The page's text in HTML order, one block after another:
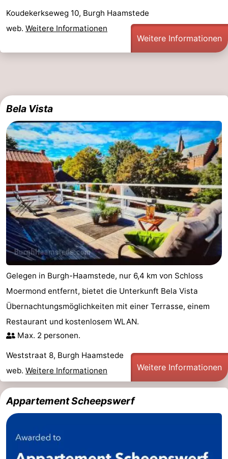
Zentren
Dörfer
-
Schwimmbader
-
Radfahren
-
Wandern
-
Reiten
-
Golfplatze
-
Surfen
-
Sportangeln
Seehunden
Essen
trinken
Praktisch
Forum
Route
-
Medizin
Koudekerkseweg 10, Burgh Haamstede
web. Weitere Informationen
Weitere Informationen
Bela Vista
Gelegen in Burgh-Haamstede, nur 6,4 km von Schloss
Moermond entfernt, bietet die Unterkunft Bela Vista
Übernachtungsmöglichkeiten mit einer Terrasse, einem
Restaurant und kostenlosem WLAN.
Max. 2 personen.
Weststraat 8, Burgh Haamstede
web. Weitere Informationen Weitere Informationen
Appartement Scheepswerf